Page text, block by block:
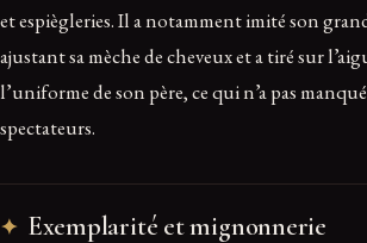
et espiègleries. Il a notamment imité son
ajustant sa mèche de cheveux et a tiré sur
l’uniforme de son père, ce qui n’a pas
spectateurs.
Exemplarité et mignonnerie